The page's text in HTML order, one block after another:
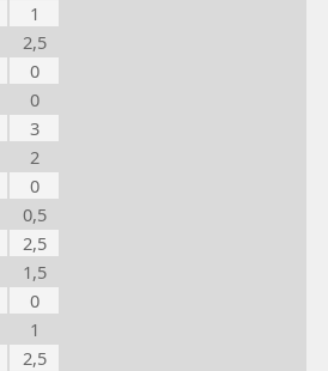
1
2,5
0
0
3
2
0
0,5
2,5
1,5
0
1
2,5